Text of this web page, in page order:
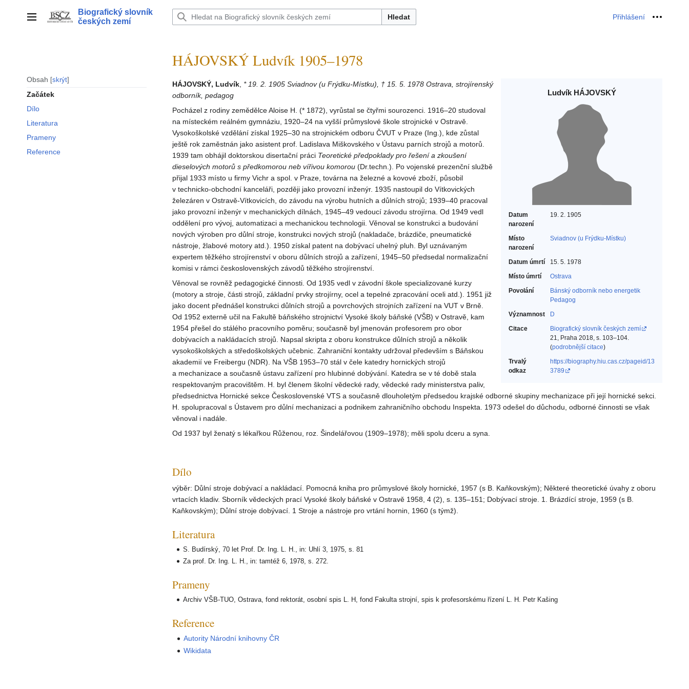
Hlavní menu
Biografický slovník
českých zemí
Hledat Přihlášení Osobní
Obsah skrýt
Začátek
Dílo
Literatura
Prameny
Reference
HÁJOVSKÝ Ludvík 1905–1978
Ludvík HÁJOVSKÝ
Datum
narození
19. 2. 1905
Místo
narození
Sviadnov (u Frýdku-Místku)
Datum úmrtí
15. 5. 1978
Místo úmrtí
Ostrava
Povolání
Bánský odborník nebo energetik‎
Pedagog‎
Významnost
D
Citace
Biografický slovník českých zemí
21, Praha 2018, s. 103–104.
(podrobnější citace)
Trvalý
odkaz
https://biography.hiu.cas.cz/pageid/13
3789
HÁJOVSKÝ, Ludvík * 19. 2. 1905 Sviadnov (u Frýdku-Místku), † 15. 5. 1978 Ostrava, strojírenský
odborník, pedagog
Pocházel z rodiny zemědělce Aloise H. (* 1872), vyrůstal se čtyřmi sourozenci. 1916–20 studoval
na místeckém reálném gymnáziu, 1920–24 na vyšší průmyslové škole strojnické v Ostravě.
Vysokoškolské vzdělání získal 1925–30 na strojnickém odboru ČVUT v Praze (Ing.), kde zůstal
ještě rok zaměstnán jako asistent prof. Ladislava Miškovského v Ústavu parních strojů a motorů.
1939 tam obhájil doktorskou disertační práci Teoretické předpoklady pro řešení a zkoušení
dieselových motorů s předkomorou neb vířivou komorou (Dr.techn.). Po vojenské prezenční službě
přijal 1933 místo u firmy Vichr a spol. v Praze, továrna na železné a kovové zboží, působil
v technicko-obchodní kanceláři, později jako provozní inženýr. 1935 nastoupil do Vítkovických
železáren v Ostravě-Vítkovicích, do závodu na výrobu hutních a důlních strojů; 1939–40 pracoval
jako provozní inženýr v mechanických dílnách, 1945–49 vedoucí závodu strojírna. Od 1949 vedl
oddělení pro vývoj, automatizaci a mechanickou technologii. Věnoval se konstrukci a budování
nových výroben pro důlní stroje, konstrukci nových strojů (nakladače, brázdiče, pneumatické
nástroje, žlabové motory atd.). 1950 získal patent na dobývací uhelný pluh. Byl uznávaným
expertem těžkého strojírenství v oboru důlních strojů a zařízení, 1945–50 předsedal normalizační
komisi v rámci československých závodů těžkého strojírenství.
Věnoval se rovněž pedagogické činnosti. Od 1935 vedl v závodní škole specializované kurzy
(motory a stroje, části strojů, základní prvky strojírny, ocel a tepelné zpracování oceli atd.). 1951 již
jako docent přednášel konstrukci důlních strojů a povrchových strojních zařízení na VUT v Brně.
Od 1952 externě učil na Fakultě báňského strojnictví Vysoké školy báňské (VŠB) v Ostravě, kam
1954 přešel do stálého pracovního poměru; současně byl jmenován profesorem pro obor
dobývacích a nakládacích strojů. Napsal skripta z oboru konstrukce důlních strojů a několik
vysokoškolských a středoškolských učebnic. Zahraniční kontakty udržoval především s Báňskou
akademií ve Freibergu (NDR). Na VŠB 1953–70 stál v čele katedry hornických strojů
a mechanizace a současně ústavu zařízení pro hlubinné dobývání. Katedra se v té době stala
respektovaným pracovištěm. H. byl členem školní vědecké rady, vědecké rady ministerstva paliv,
předsednictva Hornické sekce Československé VTS a současně dlouholetým předsedou krajské odborné skupiny mechanizace při její hornické sekci.
H. spolupracoval s Ústavem pro důlní mechanizaci a podnikem zahraničního obchodu Inspekta. 1973 odešel do důchodu, odborné činnosti se však
věnoval i nadále.
Od 1937 byl ženatý s lékařkou Růženou, roz. Šindelářovou (1909–1978); měli spolu dceru a syna.
Dílo
výběr: Důlní stroje dobývací a nakládací. Pomocná kniha pro průmyslové školy hornické, 1957 (s B. Kaňkovským); Některé theoretické úvahy z oboru
vrtacích kladiv. Sborník vědeckých prací Vysoké školy báňské v Ostravě 1958, 4 (2), s. 135–151; Dobývací stroje. 1. Brázdící stroje, 1959 (s B.
Kaňkovským); Důlní stroje dobývací. 1 Stroje a nástroje pro vrtání hornin, 1960 (s týmž).
Literatura
S. Budírský, 70 let Prof. Dr. Ing. L. H., in: Uhlí 3, 1975, s. 81
Za prof. Dr. Ing. L. H., in: tamtéž 6, 1978, s. 272.
Prameny
Archiv VŠB-TUO, Ostrava, fond rektorát, osobní spis L. H, fond Fakulta strojní, spis k profesorskému řízení L. H. Petr Kašing
Reference
Autority Národní knihovny ČR
Wikidata